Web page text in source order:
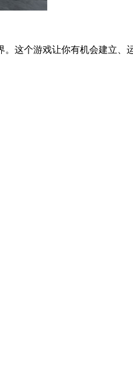
这个游戏让你有机会建立